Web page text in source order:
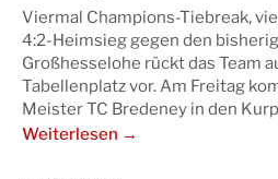
Viermal Champions-Tiebreak,
4:2-Heimsieg gegen den
Großhesselohe rückt das Team
Tabellenplatz vor. Am Freitag
Meister TC Bredeney in den
Weiterlesen →